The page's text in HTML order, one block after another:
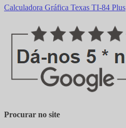
Calculadora Gráfica Texas TI-84 Plus
Procurar no site